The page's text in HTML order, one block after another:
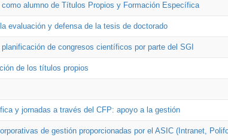
alumno de Títulos Propios y Formación Específica
evaluación y defensa de la tesis de doctorado
de congresos científicos por parte del SGI
de los títulos propios
y jornadas a través del CFP: apoyo a la gestión
de gestión proporcionadas por el ASIC (Intranet,